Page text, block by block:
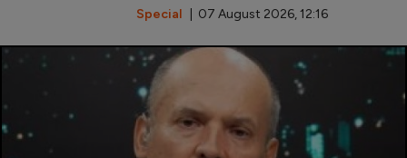
Special | 07 August 2026, 12:16